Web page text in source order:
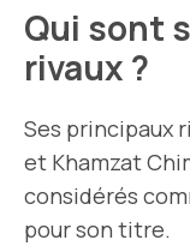
Qui sont
rivaux ?
Ses principaux
et Khamzat
considérés
pour son titre.